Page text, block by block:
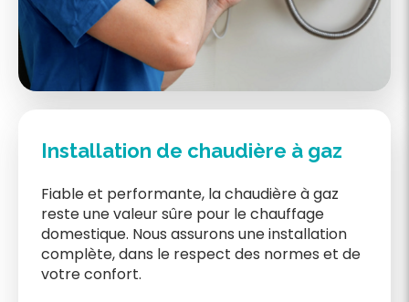
Installation de chaudière à gaz
Fiable et performante, la chaudière à gaz
reste une valeur sûre pour le chauffage
domestique. Nous assurons une installation
complète, dans le respect des normes et de
votre confort.